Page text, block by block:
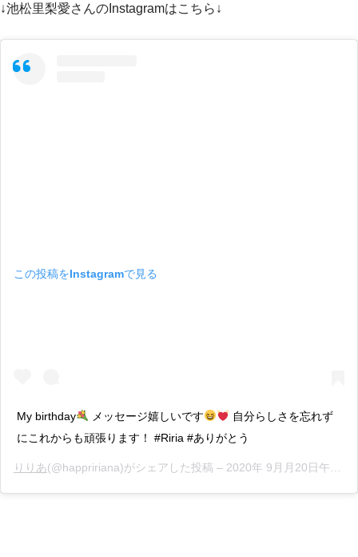
↓池松里梨愛さんのInstagramはこちら↓
この投稿をInstagramで見る
My birthday メッセージ嬉しいです
自分らしさを忘れず
にこれからも頑張ります！ #Riria #ありがとう
りりあ(@happririana)がシェアした投稿 – 2020年 9月月20日午前5時28分PDT